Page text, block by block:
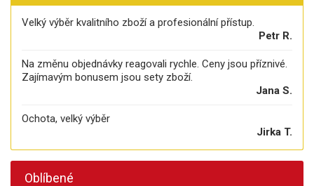
Velký výběr kvalitního zboží a profesionální přístup.
Petr R.
Na změnu objednávky reagovali rychle. Ceny jsou příznivé.
Zajímavým bonusem jsou sety zboží.
Jana S.
Ochota, velký výběr
Jirka T.
Oblíbené